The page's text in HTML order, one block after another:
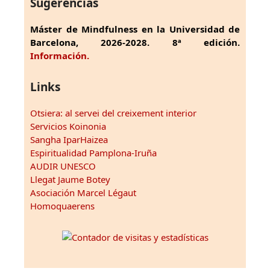
Máster de Mindfulness en la Universidad de
Barcelona, 2026-2028. 8ª edición.
Información.
Links
Otsiera: al servei del creixement interior
Servicios Koinonia
Sangha IparHaizea
Espiritualidad Pamplona-Iruña
AUDIR UNESCO
Llegat Jaume Botey
Asociación Marcel Légaut
Homoquaerens